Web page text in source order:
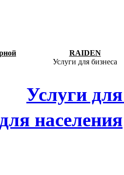
RAIDEN
Услуги для бизнеса
Услуги
населения